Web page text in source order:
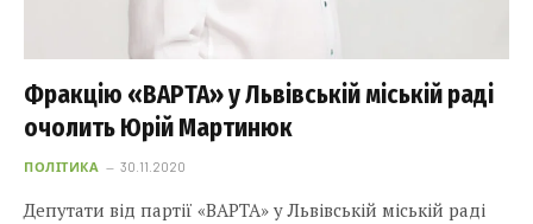
Фракцію «ВАРТА» у Львівській міській раді
очолить Юрій Мартинюк
ПОЛІТИКА 30.11.2020
Депутати від партії «ВАРТА» у Львівській міській раді